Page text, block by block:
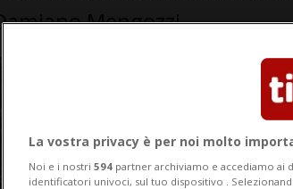
Mengozzi
La vostra privacy è per noi molto
Noi e i nostri 594 partner archiviamo e accediamo ai
identificatori univoci, sul tuo dispositivo .